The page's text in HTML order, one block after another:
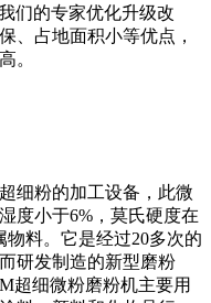
们的专家优化升级改
、占地面积小等优点，
。
细粉的加工设备，此微
度小于6%，莫氏硬度在
料。它是经过20多次的
研发制造的新型磨粉
超细微粉磨粉机主要用